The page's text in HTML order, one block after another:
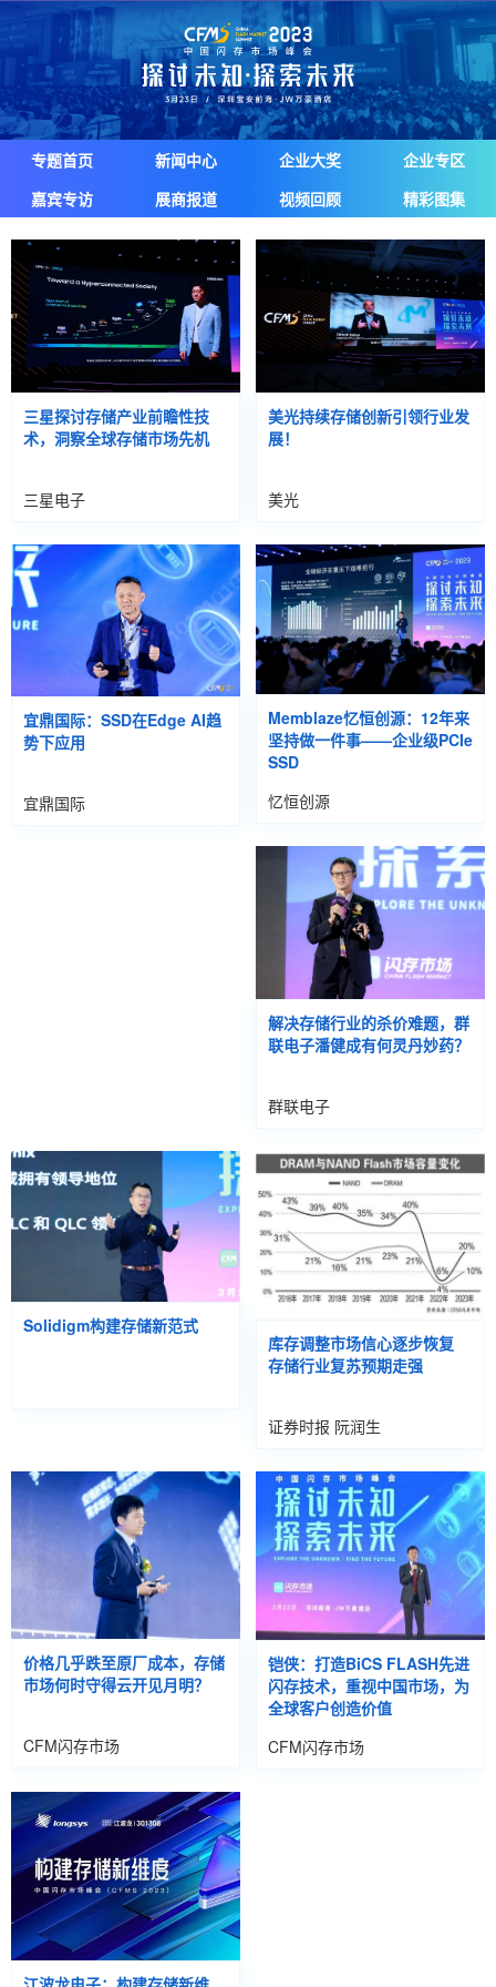
专题首页 新闻中心 企业大奖
企业专区
嘉宾专访
展商报道 视频回顾 精彩图集
三星探讨存储产业前瞻性技
术，洞察全球存储市场先机
三星电子
美光持续存储创新引领行业发
展！
美光
宜鼎国际：SSD在Edge AI趋
势下应用
宜鼎国际
Memblaze忆恒创源：12年来
坚持做一件事——企业级PCIe
SSD
忆恒创源
解决存储行业的杀价难题，群
联电子潘健成有何灵丹妙药？
群联电子
Solidigm构建存储新范式
库存调整市场信心逐步恢复
存储行业复苏预期走强
证券时报 阮润生
价格几乎跌至原厂成本，存储
市场何时守得云开见月明？
CFM闪存市场
铠侠：打造BiCS FLASH先进
闪存技术，重视中国市场，为
全球客户创造价值
CFM闪存市场